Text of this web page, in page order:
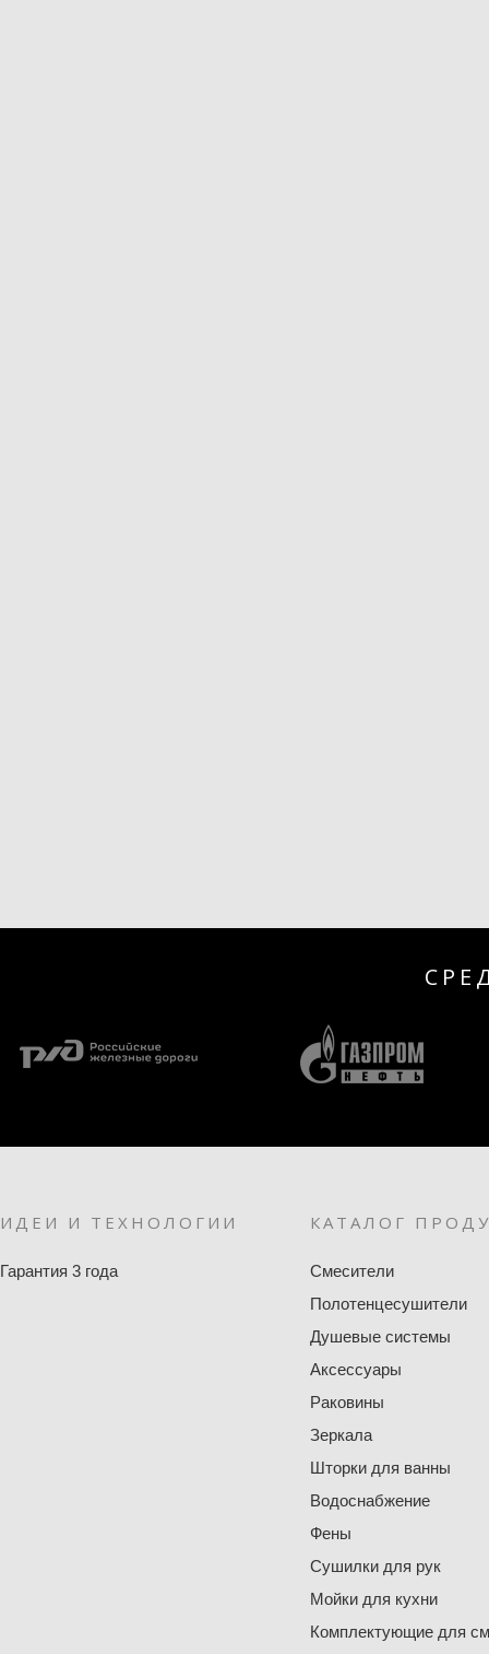
ИДЕИ И ТЕХНОЛОГИИ
Гарантия 3 года
КАТАЛОГ
Смесители
Полотенцесушители
Душевые системы
Аксессуары
Раковины
Зеркала
Шторки для ванны
Водоснабжение
Фены
Сушилки для рук
Мойки для кухни
Комплектующие для